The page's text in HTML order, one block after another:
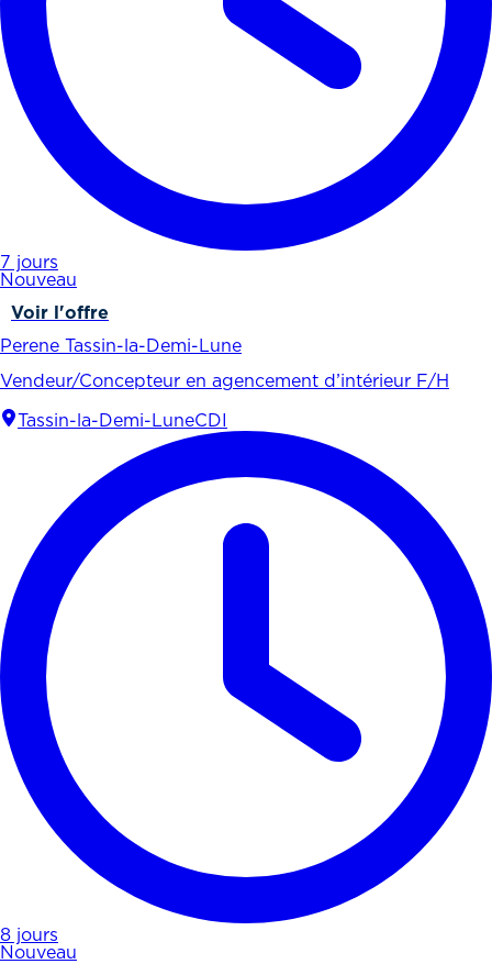
7 jours
Nouveau
Voir l'offre
Perene Tassin-la-Demi-Lune
Vendeur/Concepteur en agencement d’intérieur F/H
Tassin-la-Demi-LuneCDI
8 jours
Nouveau